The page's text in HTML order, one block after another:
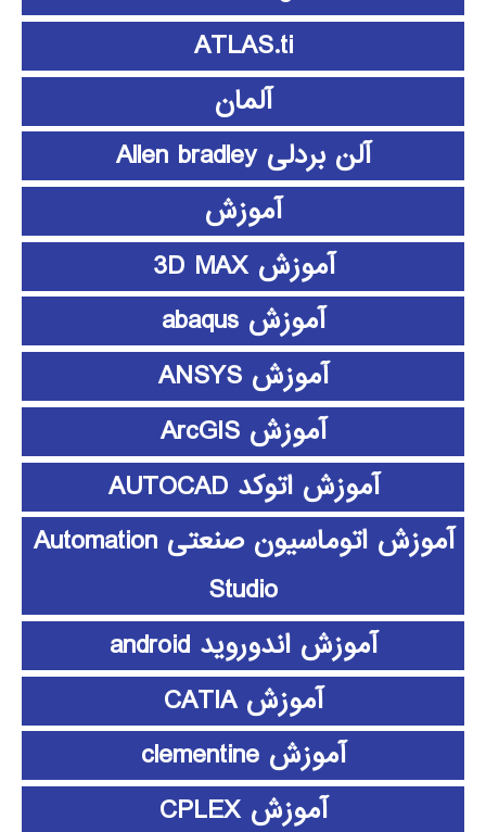
ATLAS.ti
آلمان
آلن بردلی Allen bradley
آموزش
آموزش 3D MAX
آموزش abaqus
آموزش ANSYS
آموزش ArcGIS
آموزش اتوکد AUTOCAD
آموزش اتوماسیون صنعتی Automation
Studio
آموزش اندوروید android
آموزش CATIA
آموزش clementine
آموزش CPLEX